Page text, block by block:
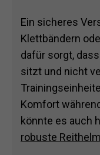
Ein sicheres
Klettbändern
dafür sorgt,
sitzt und nicht
Komfort
könnte es auch
robuste